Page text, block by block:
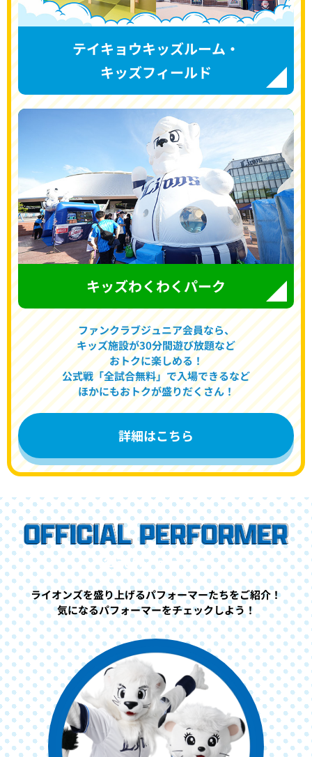
テイキョウキッズルーム・
キッズフィールド
キッズわくわくパーク
ファンクラブジュニア会員なら、
キッズ施設が30分間遊び放題など
おトクに楽しめる！
公式戦「全試合無料」で入場できるなど
ほかにもおトクが盛りだくさん！
詳細はこちら
公式パフォーマー
ライオンズを盛り上げるパフォーマーたちをご紹介！
気になるパフォーマーをチェックしよう！